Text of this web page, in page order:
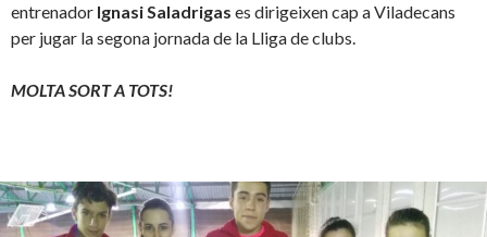
entrenador Ignasi Saladrigas es dirigeixen cap a Viladecans
per jugar la segona jornada de la Lliga de clubs.
MOLTA SORT A TOTS!